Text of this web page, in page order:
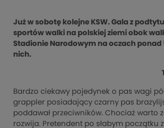
Już w sobotę kolejne KSW. Gala z
sportów walki na polskiej ziemi obok
Stadionie Narodowym na oczach ponad
nich.
Bardzo ciekawy pojedynek o pas wagi
grappler posiadający czarny pas
poddawał przeciwników. Chociaż warto
rozwija. Pretendent po słabym